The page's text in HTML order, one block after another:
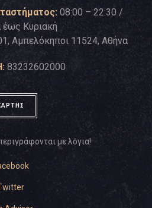
08:00 – 22:30 /
έως Κυριακή
Αμπελόκηποι 11524, Αθήνα
83232602000
με λόγια!